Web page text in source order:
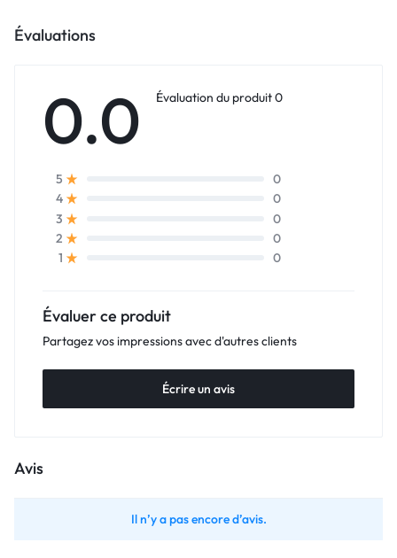
Évaluations
0.0 Évaluation du produit 0
5
0
4
0
3
0
2
0
1
0
Évaluer ce produit
Partagez vos impressions avec d'autres clients
Écrire un avis
Avis
Il n’y a pas encore d’avis.